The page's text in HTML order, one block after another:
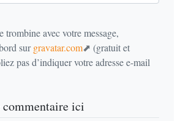
trombine avec votre message,
surgravatar.com
(gratuit et
pas d’indiquer votre adresse e-mail
ici